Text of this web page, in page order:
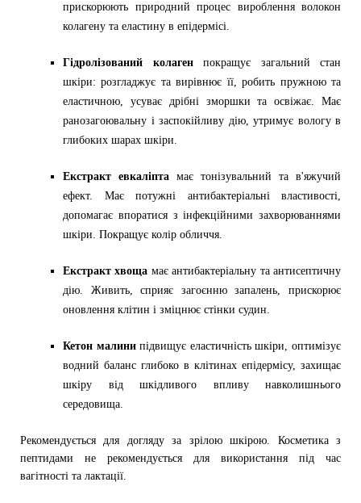
прискорюють природний процес вироблення волокон
колагену та еластину в епідермісі.
Гідролізований колагенпокращує загальний стан
шкіри: розгладжує та вирівнює її, робить пружною та
еластичною, усуває дрібні зморшки та освіжає. Має
ранозагоювальну і заспокійливу дію, утримує вологу в
глибоких шарах шкіри.
Екстракт евкаліпта має тонізувальний та в'яжучий
ефект. Має потужні антибактеріальні властивості,
допомагає впоратися з інфекційними захворюваннями
шкіри. Покращує колір обличчя.
Екстракт хвоща має антибактеріальну та антисептичну
дію. Живить, сприяє загоєнню запалень, прискорює
оновлення клітин і зміцнює стінки судин.
Кетон малинипідвищує еластичність шкіри, оптимізує
водний баланс глибоко в клітинах епідермісу, захищає
шкіру від шкідливого впливу навколишнього
середовища.
Рекомендується для догляду за зрілою шкірою. Косметика з
пептидами не рекомендується для використання під час
вагітності та лактації.